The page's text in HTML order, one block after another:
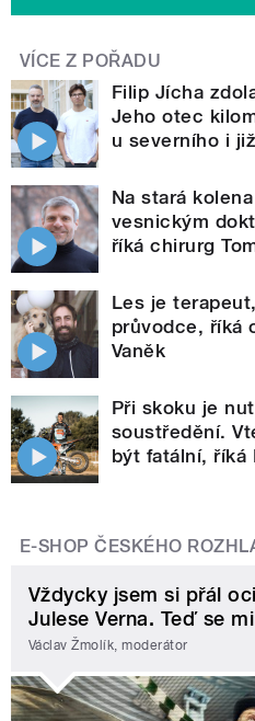
VÍCE Z POŘADU
Filip Jícha
Jeho otec
u severního i
Na stará
vesnickým
říká chirurg
Les je
průvodce, říká
Vaněk
Při skoku je
soustředění.
být fatální, říká
E-SHOP ČESKÉHO
Vždycky jsem si přál
Julese Verna. Teď se
Václav Žmolík, moderátor